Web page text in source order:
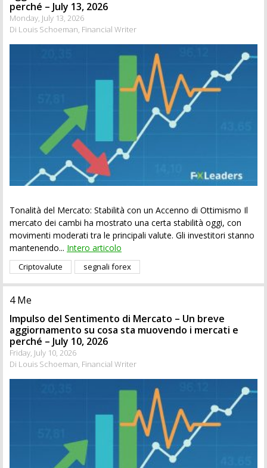
perché – July 13, 2026
Monday, July 13, 2026
Di Louis Schoeman, Financial Writer
Tonalità del Mercato: Stabilità con un Accenno di Ottimismo Il
mercato dei cambi ha mostrato una certa stabilità oggi, con
movimenti moderati tra le principali valute. Gli investitori stanno
mantenendo... Intero articolo
Criptovalute segnali forex
4 Me
Impulso del Sentimento di Mercato – Un breve
aggiornamento su cosa sta muovendo i mercati e
perché – July 10, 2026
Friday, July 10, 2026
Di Louis Schoeman, Financial Writer